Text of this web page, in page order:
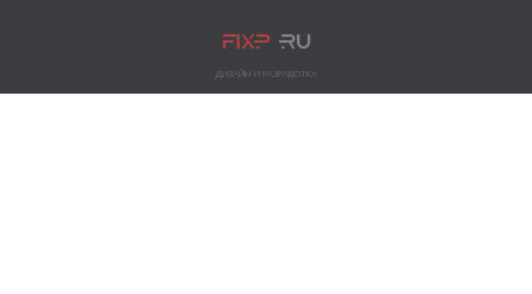
ДИЗАЙН И РАЗРАБОТКА